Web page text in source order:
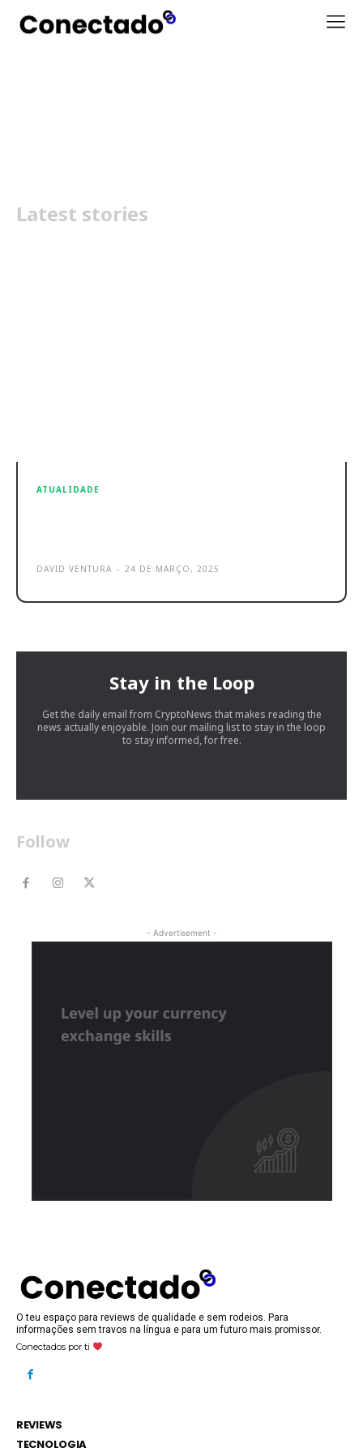
Latest stories
ATUALIDADE
DAVID VENTURA - 24 DE MARÇO, 2025
Stay in the Loop
Get the daily email from CryptoNews that makes reading the
news actually enjoyable. Join our mailing list to stay in the loop
to stay informed, for free.
Follow
- Advertisement -
O teu espaço para reviews de qualidade e sem rodeios. Para
informações sem travos na língua e para um futuro mais promissor.
Conectados por ti
REVIEWS
TECNOLOGIA